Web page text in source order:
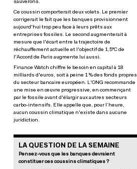
sauverons.
Ce coussin comporterait deux volets. Le premier
corrigerait le fait que les banques provisionnent
aujourd'hui trop peu face à leurs prêts aux
entreprises fossiles. Le second augmenterait à
mesure que l'écart entre la trajectoire de
réchauffement actuelle et l'objectif de 1,5°C de
l'Accord de Paris augmente lui aussi.
Finance Watch chiffre le besoin en capital à 18
milliards d'euros, soit à peine 1 % des fonds propres
du secteur bancaire européen. L'ONG recommande
une mise en œuvre progressive, en commençant
par le fossile avant d'élargir aux autres secteurs
carbo-intensifs. Elle appelle que, pour l’heure,
aucun coussin climatique n'existe dans aucune
juridiction.
LA QUESTION DE LA SEMAINE
Pensez-vous que les banques devraient
constituer ces coussins climatiques ?